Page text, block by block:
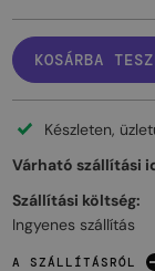
KOSÁRBA
Készleten,
Várható szállítási
Szállítási költség:
Ingyenes szállítás
A SZÁLLÍTÁSRÓL